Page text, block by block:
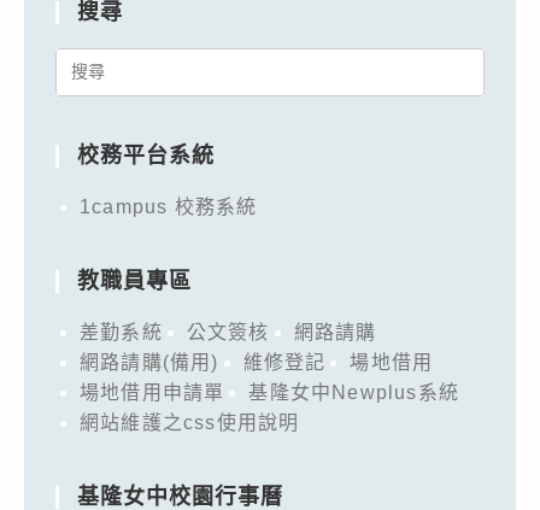
搜尋
Search
校務平台系統
1campus 校務系統
教職員專區
差勤系統 公文簽核
網路請購
網路請購(備用)
維修登記
場地借用
場地借用申請單
基隆女中Newplus系統
網站維護之css使用說明
基隆女中校園行事曆